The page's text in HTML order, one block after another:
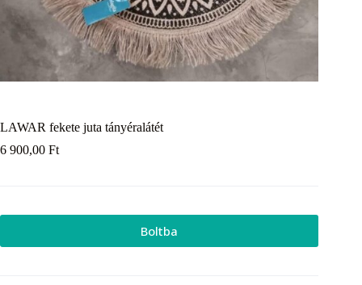
LAWAR fekete juta tányéralátét
6 900,00 Ft
Boltba